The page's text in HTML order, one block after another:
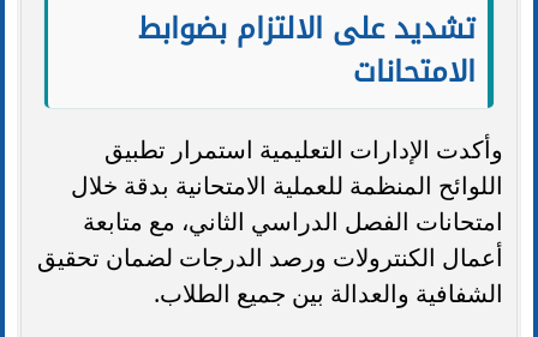
تشديد على الالتزام بضوابط
الامتحانات
وأكدت الإدارات التعليمية استمرار تطبيق
اللوائح المنظمة للعملية الامتحانية بدقة خلال
امتحانات الفصل الدراسي الثاني، مع متابعة
أعمال الكنترولات ورصد الدرجات لضمان تحقيق
الشفافية والعدالة بين جميع الطلاب.